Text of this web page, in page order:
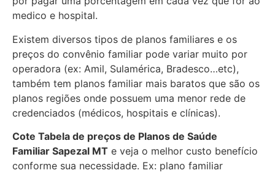
medico e hospital.
Existem diversos tipos de planos familiares e os
preços do convênio familiar pode variar muito por
operadora (ex: Amil, Sulamérica, Bradesco…etc),
também tem planos familiar mais baratos que são os
planos regiões onde possuem uma menor rede de
credenciados (médicos, hospitais e clínicas).
Cote Tabela de preços de Planos de Saúde
Familiar Sapezal MT e veja o melhor custo benefício
conforme sua necessidade. Ex: plano familiar